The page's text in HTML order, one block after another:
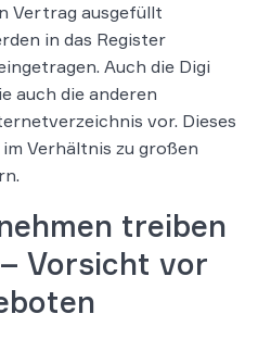
Vertrag ausgefüllt
in das Register
Auch die Digi
auch die anderen
vor. Dieses
Verhältnis zu großen
treiben
Vorsicht vor